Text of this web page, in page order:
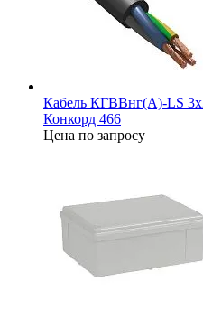
Кабель КГВВнг(А)-LS
Конкорд 466
Цена по запросу